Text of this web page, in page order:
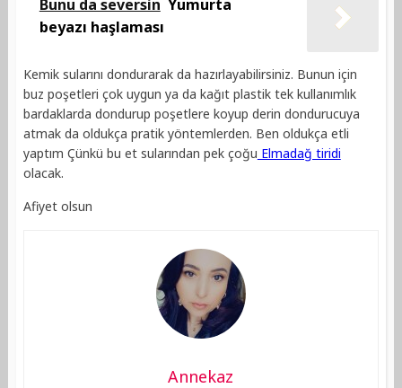
Bunu da seversin Yumurta
beyazı haşlaması
Kemik sularını dondurarak da hazırlayabilirsiniz. Bunun için
buz poşetleri çok uygun ya da kağıt plastik tek kullanımlık
bardaklarda dondurup poşetlere koyup derin dondurucuya
atmak da oldukça pratik yöntemlerden. Ben oldukça etli
yaptım Çünkü bu et sularından pek çoğu Elmadağ tiridi
olacak.
Afiyet olsun
Annekaz